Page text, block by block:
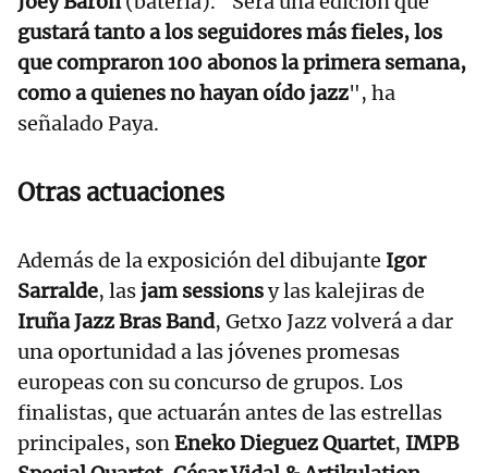
gustará tanto a los seguidores más fieles, los
que compraron 100 abonos la primera semana,
como a quienes no hayan oído jazz", ha
señalado Paya.
Otras actuaciones
Además de la exposición del dibujante Igor
Sarralde, lasjam sessionsy las kalejiras de
Iruña Jazz Bras Band, Getxo Jazz volverá a dar
una oportunidad a las jóvenes promesas
europeas con su concurso de grupos. Los
finalistas, que actuarán antes de las estrellas
principales, sonEneko Dieguez Quartet, IMPB